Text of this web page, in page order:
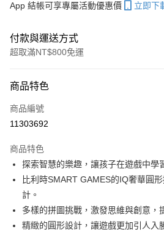
App 結帳可享專屬活動優惠價 立即下
付款與運送方式
超取滿NT$800免運
信用卡一次付款
LINE Pay
大哥付你分期
相關說明
【大哥付你分期使用說明】
1.本服務由台灣大哥大提供，台灣大哥大用戶
2.付款方式選擇「大哥付你分期」，訂單成立
流程，驗證手機門號後，選擇欲分期的期數、
AFTEE先享後付
相關說明
【關於「AFTEE先享後付」】
商品特色
商品編號
11303692
商品特色
探索智慧的樂趣，讓孩子在遊戲中學
比利時SMART GAMES的IQ奢華圓
計。
多樣的拼圖挑戰，激發思維與創意，
精緻的圓形設計，讓遊戲更加引人入